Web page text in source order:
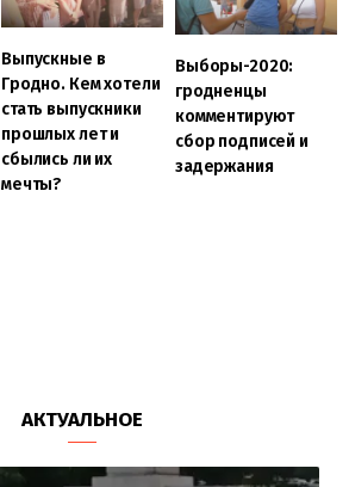
Выпускные в
Гродно. Кем хотели
стать выпускники
прошлых лет и
сбылись ли их
мечты?
Выборы-2020:
гродненцы
комментируют
сбор подписей и
задержания
АКТУАЛЬНОЕ